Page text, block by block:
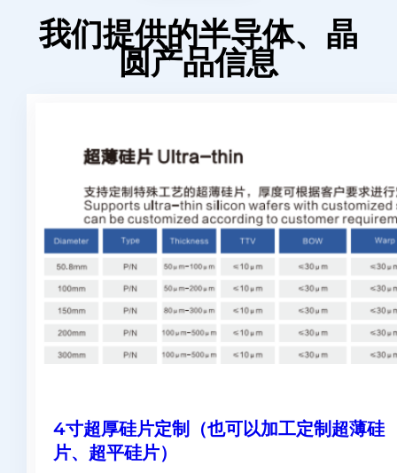
我们提供的半导体、晶
圆产品信息
4寸超厚硅片定制（也可以加工定制超薄硅
片、超平硅片）